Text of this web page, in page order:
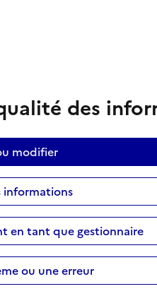
des
modifier
informations
en tant que gestionnaire
ou une erreur